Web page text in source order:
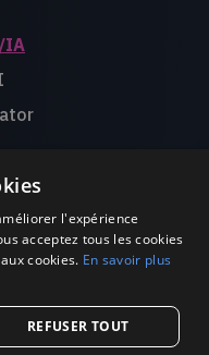
IA
l'expérience
acceptez tous les cookies
cookies. En savoir plus
REFUSER TOUT